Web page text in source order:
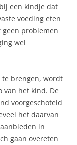
een kindje dat
voeding eten
problemen
wel
te brengen, wordt
van het kind. De
voorgeschoteld
het daarvan
aanbieden in
gaan overeten